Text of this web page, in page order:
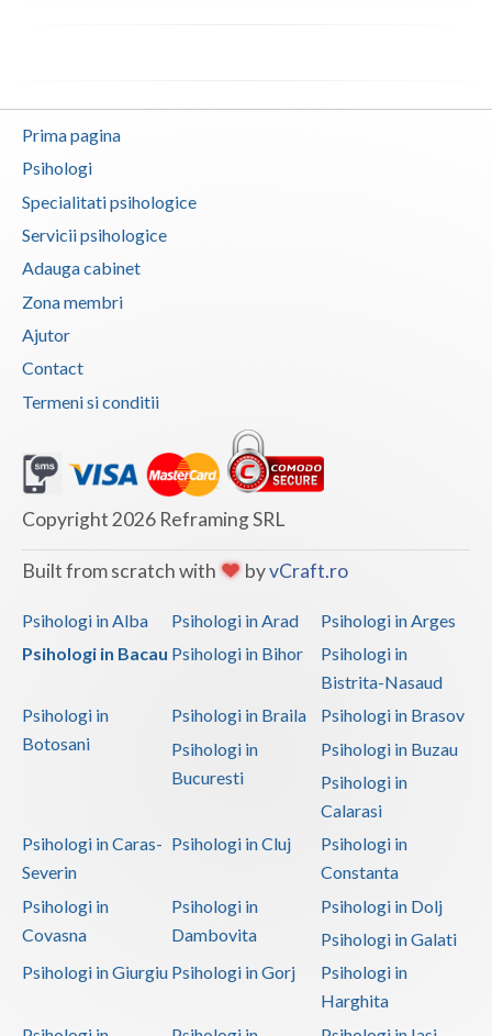
Vrancea
Prima pagina
Psihologi
Specialitati psihologice
Servicii psihologice
Adauga cabinet
Zona membri
Ajutor
Contact
Termeni si conditii
Copyright 2026 Reframing SRL
Built from scratch with byvCraft.ro
Psihologi in Alba Psihologi in Arad
Psihologi in Arges
Psihologi in Bacau Psihologi in Bihor
Psihologi in
Bistrita-Nasaud
Psihologi in
Botosani
Psihologi in Braila
Psihologi in Brasov
Psihologi in
Bucuresti
Psihologi in Buzau
Psihologi in
Calarasi
Psihologi in Caras-
Severin
Psihologi in Cluj
Psihologi in
Constanta
Psihologi in
Covasna
Psihologi in
Dambovita
Psihologi in Dolj
Psihologi in Galati
Psihologi in Giurgiu Psihologi in Gorj
Psihologi in
Harghita